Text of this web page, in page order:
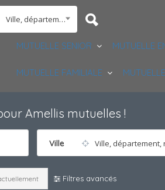
Ville, département, région
MUTUELLE SENIOR MUTUELLE
MUTUELLE FAMILIALE
Amellis mutuelles !
Ville Ville, département,
Filtres avancés